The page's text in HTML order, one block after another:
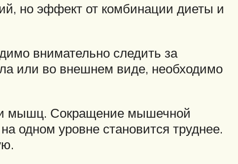
но эффект от комбинации диеты и
внимательно следить за
или во внешнем виде, необходимо
и мышц. Сокращение мышечной
одном уровне становится труднее.